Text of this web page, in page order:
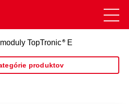
TopTronic E
produktov